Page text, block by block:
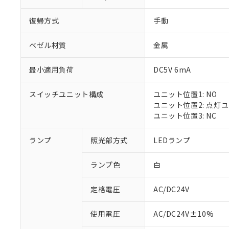
復帰方式 手動
ベゼル材質 金属
最小適用負荷 DC5V 6mA
スイッチユニット構成
ユニット位置1: NO
ユニット位置2: 点灯
ユニット位置3: NC
ランプ 照光部方式 LEDランプ
ランプ色 白
定格電圧 AC/DC24V
使用電圧 AC/DC24V±10%
※1 対応状況